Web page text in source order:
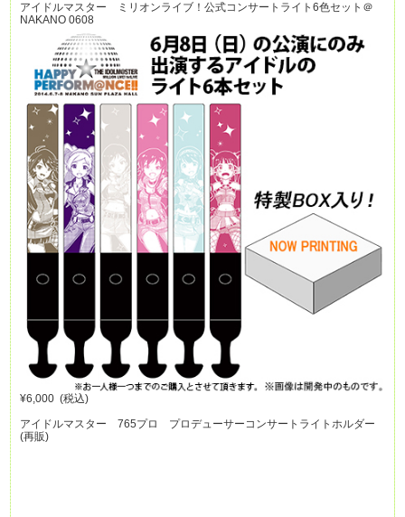
アイドルマスター ミリオンライブ！公式コンサートライト6色セット＠
NAKANO 0608
¥6,000 (税込)
アイドルマスター 765プロ プロデューサーコンサートライトホルダー
(再販)